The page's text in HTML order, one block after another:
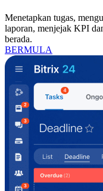
Menetapkan tugas,
laporan, menjejak KPI
berada.
BERMULA